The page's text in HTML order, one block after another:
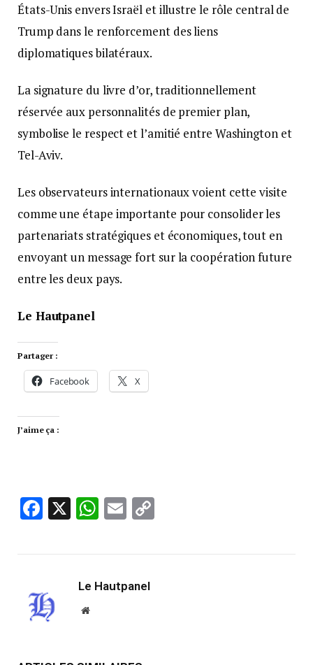
États-Unis envers Israël et illustre le rôle central de
Trump dans le renforcement des liens
diplomatiques bilatéraux.
La signature du livre d’or, traditionnellement
réservée aux personnalités de premier plan,
symbolise le respect et l’amitié entre Washington et
Tel-Aviv.
Les observateurs internationaux voient cette visite
comme une étape importante pour consolider les
partenariats stratégiques et économiques, tout en
envoyant un message fort sur la coopération future
entre les deux pays.
Le Hautpanel
Partager :
Facebook X
J’aime ça :
Facebook
X WhatsApp
Email
Le Hautpanel
Website